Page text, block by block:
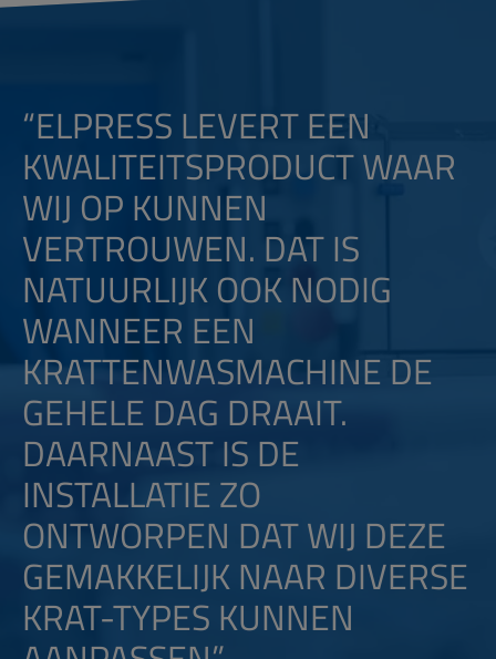
“ELPRESS LEVERT EEN
KWALITEITSPRODUCT WAAR
WIJ OP KUNNEN
VERTROUWEN. DAT IS
NATUURLIJK OOK NODIG
WANNEER EEN
KRATTENWASMACHINE DE
GEHELE DAG DRAAIT.
DAARNAAST IS DE
INSTALLATIE ZO
ONTWORPEN DAT WIJ DEZE
GEMAKKELIJK NAAR DIVERSE
KRAT-TYPES KUNNEN